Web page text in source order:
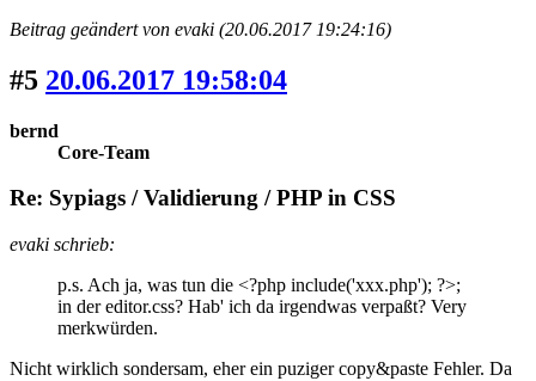
Beitrag geändert von evaki (20.06.2017 19:24:16)
#5 20.06.2017 19:58:04
bernd
Core-Team
Re: Sypiags / Validierung / PHP in CSS
evaki schrieb:
p.s. Ach ja, was tun die <?php include('xxx.php'); ?>;
in der editor.css? Hab' ich da irgendwas verpaßt? Very
merkwürden.
Nicht wirklich sondersam, eher ein puziger copy&paste Fehler. Da